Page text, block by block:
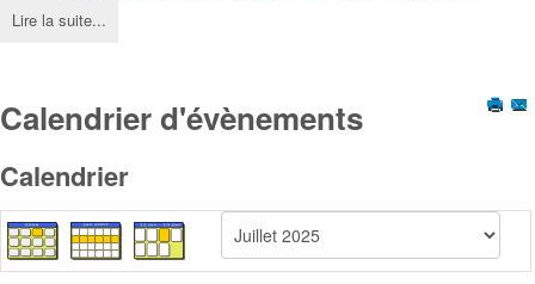
Lire la suite...
Calendrier d'évènements
Calendrier